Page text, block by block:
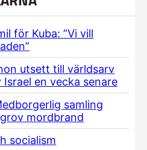
för Kuba: ”Vi vill
utsett till världsarv
Israel en vecka senare
samling
mordbrand
socialism